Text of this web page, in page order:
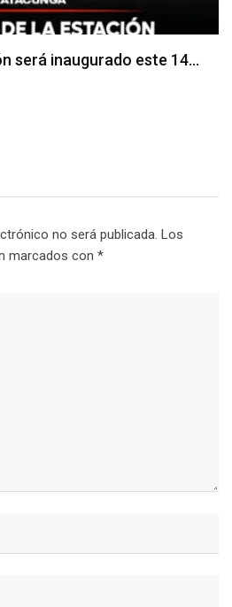
generan preocupación en
no será publicada. Los
marcados con *